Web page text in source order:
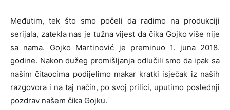
Međutim, tek što smo počeli da radimo na produkciji
serijala, zatekla nas je tužna vijest da čika Gojko više nije
sa nama. Gojko Martinović je preminuo 1. juna 2018.
godine. Nakon dužeg promišljanja odlučili smo da ipak sa
našim čitaocima podijelimo makar kratki isječak iz naših
razgovora i na taj način, po svoj prilici, uputimo poslednji
pozdrav našem čika Gojku.